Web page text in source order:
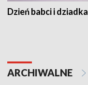
Dzień babci i dziadka
ARCHIWALNE